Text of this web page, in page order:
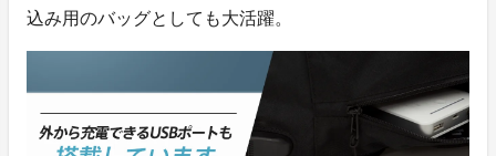
込み用のバッグとしても大活躍。